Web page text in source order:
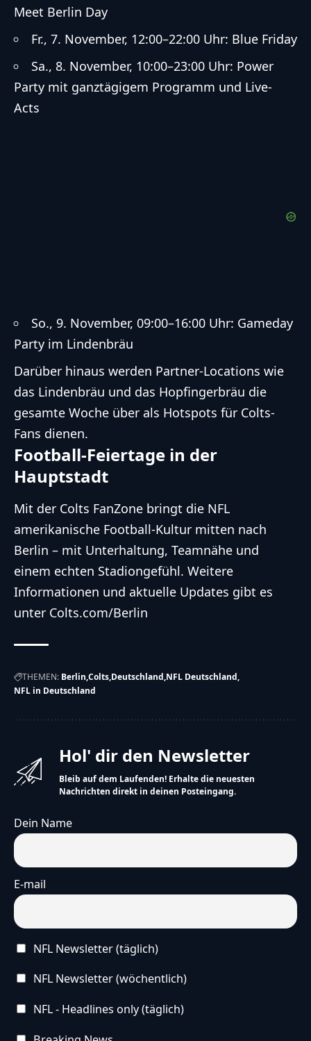
Meet Berlin Day
Fr., 7. November, 12:00–22:00 Uhr: Blue Friday
Sa., 8. November, 10:00–23:00 Uhr: Power
Party mit ganztägigem Programm und Live-
Acts
So., 9. November, 09:00–16:00 Uhr: Gameday
Party im Lindenbräu
Darüber hinaus werden Partner-Locations wie
das Lindenbräu und das Hopfingerbräu die
gesamte Woche über als Hotspots für Colts-
Fans dienen.
Football-Feiertage in der
Hauptstadt
Mit der Colts FanZone bringt die NFL
amerikanische Football-Kultur mitten nach
Berlin – mit Unterhaltung, Teamnähe und
einem echten Stadiongefühl. Weitere
Informationen und aktuelle Updates gibt es
unter Colts.com/Berlin
THEMEN: Berlin Colts Deutschland NFL Deutschland
NFL in Deutschland
Hol' dir den Newsletter
Bleib auf dem Laufenden! Erhalte die neuesten
Nachrichten direkt in deinen Posteingang.
Dein Name
E-mail
NFL Newsletter (täglich)
NFL Newsletter (wöchentlich)
NFL - Headlines only (täglich)